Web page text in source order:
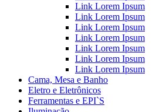
Link Lorem Ipsum
Link Lorem Ipsum
Link Lorem Ipsum
Link Lorem Ipsum
Link Lorem Ipsum
Link Lorem Ipsum
Link Lorem Ipsum
Cama, Mesa e Banho
Eletro e Eletrônicos
Ferramentas e EPI`S